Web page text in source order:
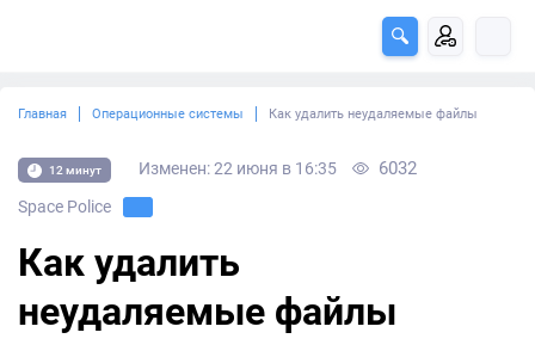
Главная Операционные системы Как удалить неудаляемые файлы
12 минут Изменен: 22 июня в 16:35 6032
Space Police
Как удалить
неудаляемые файлы